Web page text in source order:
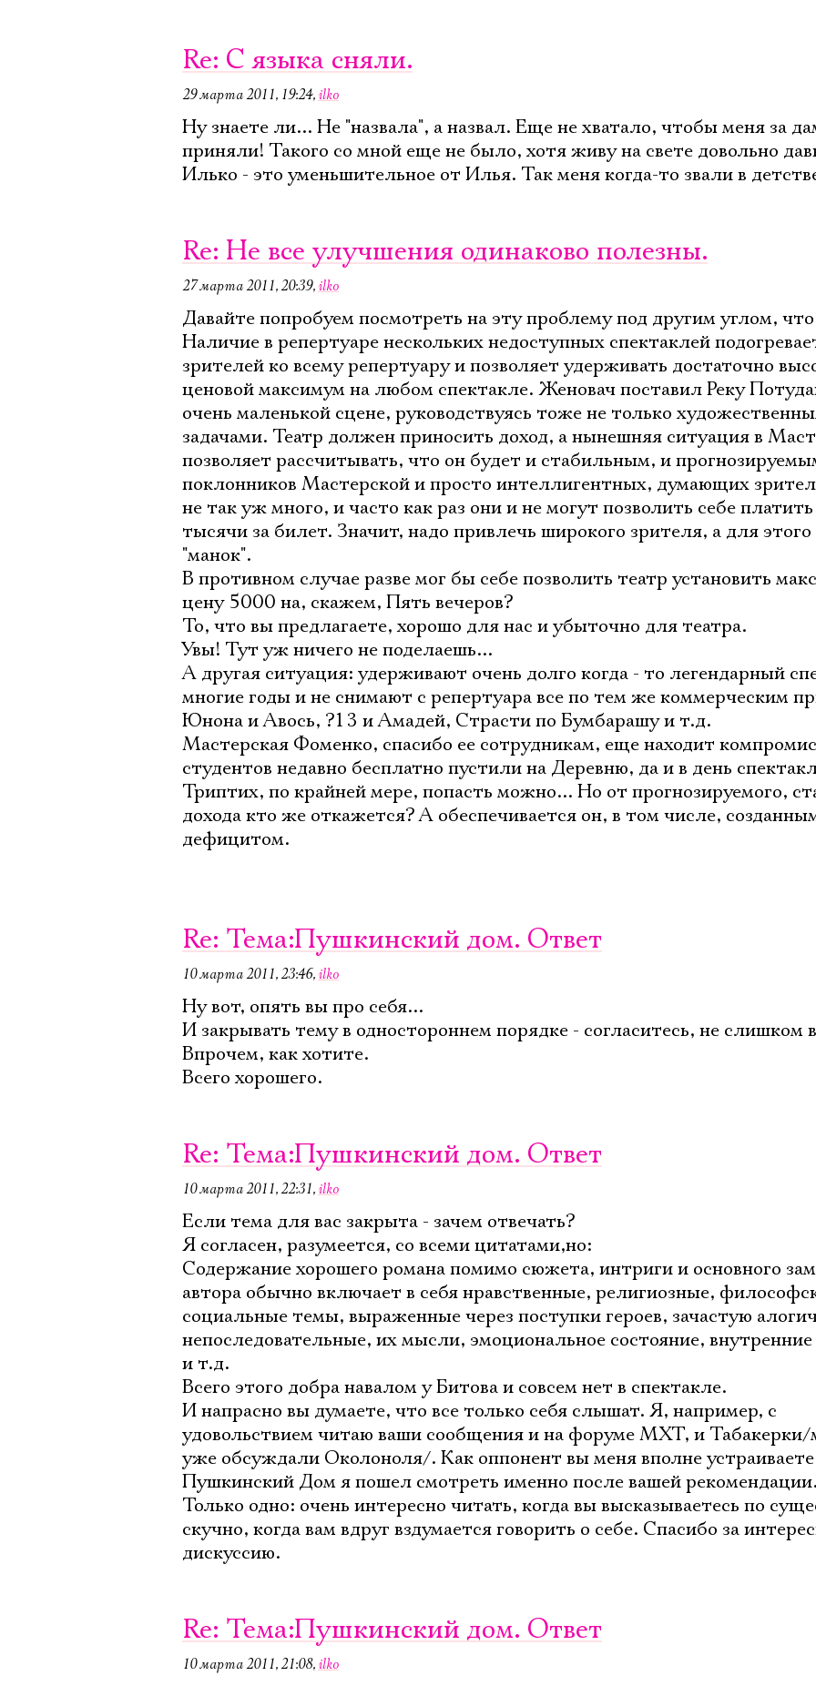
Re: C языка сняли.
29 марта 2011, 19:24,ilko
Ну знаете ли... Не "назвала", а назвал. Еще не хватало, чтобы меня за
приняли! Такого со мной еще не было, хотя живу на свете довольно
Илько - это уменьшительное от Илья. Так меня когда-то звали в
Re: Не все улучшения одинаково полезны.
27 марта 2011, 20:39,ilko
Давайте попробуем посмотреть на эту проблему под другим углом,
Наличие в репертуаре нескольких недоступных спектаклей
зрителей ко всему репертуару и позволяет удерживать достаточно
ценовой максимум на любом спектакле. Женовач поставил Реку
очень маленькой сцене, руководствуясь тоже не только
задачами. Театр должен приносить доход, а нынешняя ситуация в
позволяет рассчитывать, что он будет и стабильным, и
поклонников Мастерской и просто интеллигентных, думающих
не так уж много, и часто как раз они и не могут позволить себе
тысячи за билет. Значит, надо привлечь широкого зрителя, а для
"манок".
В противном случае разве мог бы себе позволить театр установить
цену 5000 на, скажем, Пять вечеров?
То, что вы предлагаете, хорошо для нас и убыточно для театра.
Увы! Тут уж ничего не поделаешь...
А другая ситуация: удерживают очень долго когда - то легендарный
многие годы и не снимают с репертуара все по тем же коммерческим
Юнона и Авось, ?13 и Амадей, Страсти по Бумбарашу и т.д.
Мастерская Фоменко, спасибо ее сотрудникам, еще находит
студентов недавно бесплатно пустили на Деревню, да и в день
Триптих, по крайней мере, попасть можно... Но от прогнозируемого,
дохода кто же откажется? А обеспечивается он, в том числе,
дефицитом.
Re: Тема:Пушкинский дом. Ответ
10 марта 2011, 23:46,ilko
Ну вот, опять вы про себя...
И закрывать тему в одностороннем порядке - согласитесь, не слишком
Впрочем, как хотите.
Всего хорошего.
Re: Тема:Пушкинский дом. Ответ
10 марта 2011, 22:31,ilko
Если тема для вас закрыта - зачем отвечать?
Я согласен, разумеется, со всеми цитатами,но:
Содержание хорошего романа помимо сюжета, интриги и основного
автора обычно включает в себя нравственные, религиозные,
социальные темы, выраженные через поступки героев, зачастую
непоследовательные, их мысли, эмоциональное состояние,
и т.д.
Всего этого добра навалом у Битова и совсем нет в спектакле.
И напрасно вы думаете, что все только себя слышат. Я, например, с
удовольствием читаю ваши сообщения и на форуме МХТ, и
уже обсуждали Околоноля/. Как оппонент вы меня вполне
Пушкинский Дом я пошел смотреть именно после вашей рекомендации.
Только одно: очень интересно читать, когда вы высказываетесь по
скучно, когда вам вдруг вздумается говорить о себе. Спасибо за
дискуссию.
Re: Тема:Пушкинский дом. Ответ
10 марта 2011, 21:08,ilko
Электропочта
Имя
Ознакомиться